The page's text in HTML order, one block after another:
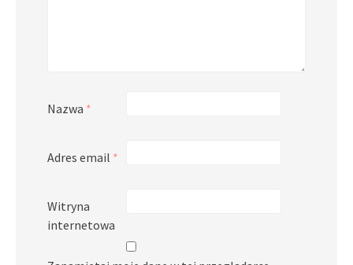
Nazwa *
Adres email *
Witryna
internetowa